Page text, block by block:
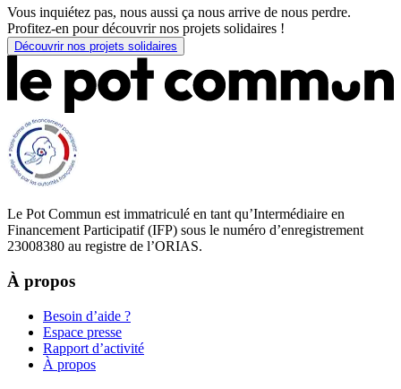
Vous inquiétez pas, nous aussi ça nous arrive de nous perdre.
Profitez-en pour découvrir nos projets solidaires !
Découvrir nos projets solidaires
Le Pot Commun est immatriculé en tant qu’Intermédiaire en
Financement Participatif (IFP) sous le numéro d’enregistrement
23008380 au registre de l’ORIAS.
À propos
Besoin d’aide ?
Espace presse
Rapport d’activité
À propos